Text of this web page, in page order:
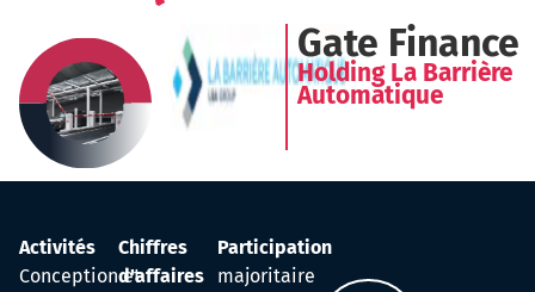
Gate Finance
Holding La Barrière
Automatique
Activités
Conception et
Chiffres
d'affaires
Participation
majoritaire